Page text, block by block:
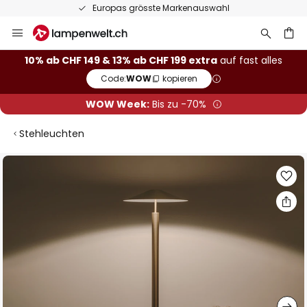
Europas grösste Markenauswahl
Inhalt
springen
10% ab CHF 149 & 13% ab CHF 199 extra auf fast alles
Code:WOW kopieren
WOW Week:Bis zu -70%
Stehleuchten
Zum